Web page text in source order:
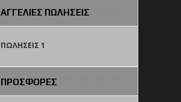
ΑΓΓΕΛΙΕΣ ΠΩΛΗΣΕΙΣ
ΠΩΛΗΣΕΙΣ 1
ΠΡΟΣΦΟΡΕΣ